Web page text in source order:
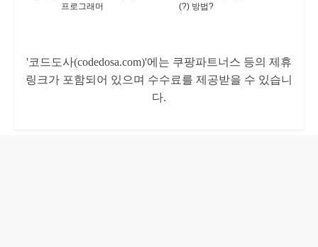
프로그래머
(?) 방법?
'코드도사(codedosa.com)'에는 쿠팡파트너스 등의 제휴
링크가 포함되어 있으며 수수료를 제공받을 수 있습니
다.